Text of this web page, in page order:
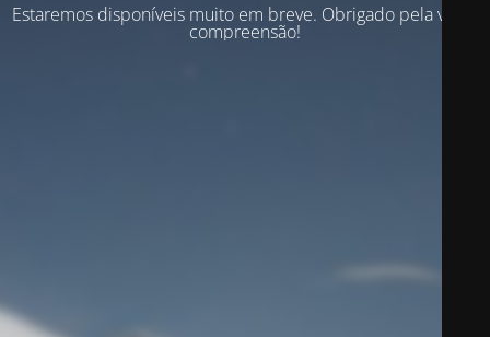
Estaremos disponíveis muito em breve. Obrigado pela vossa
compreensão!